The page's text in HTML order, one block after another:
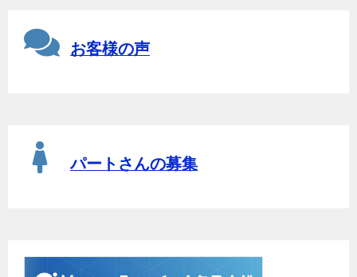
お客様の声
パートさんの募集